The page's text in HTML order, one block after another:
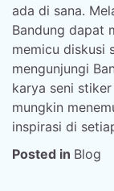
ada di sana.
Bandung dapat
memicu diskusi
mengunjungi
karya seni
mungkin
inspirasi di
Posted in Blog